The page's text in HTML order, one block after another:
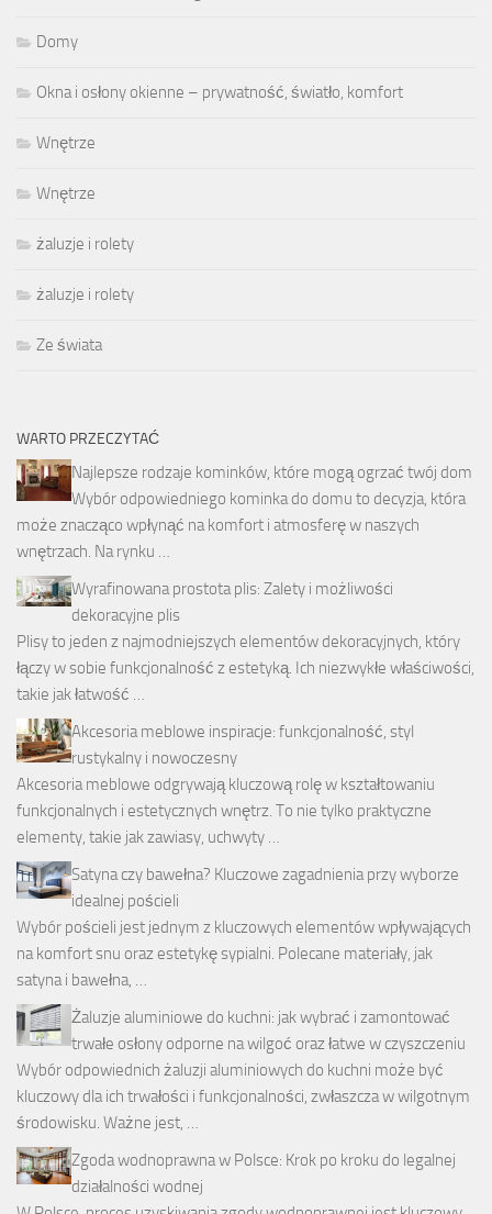
Domy
Okna i osłony okienne – prywatność, światło, komfort
Wnętrze
Wnętrze
żaluzje i rolety
żaluzje i rolety
Ze świata
WARTO PRZECZYTAĆ
Najlepsze rodzaje kominków, które mogą ogrzać twój dom
Wybór odpowiedniego kominka do domu to decyzja, która
może znacząco wpłynąć na komfort i atmosferę w naszych
wnętrzach. Na rynku …
Wyrafinowana prostota plis: Zalety i możliwości
dekoracyjne plis
Plisy to jeden z najmodniejszych elementów dekoracyjnych, który
łączy w sobie funkcjonalność z estetyką. Ich niezwykłe właściwości,
takie jak łatwość …
Akcesoria meblowe inspiracje: funkcjonalność, styl
rustykalny i nowoczesny
Akcesoria meblowe odgrywają kluczową rolę w kształtowaniu
funkcjonalnych i estetycznych wnętrz. To nie tylko praktyczne
elementy, takie jak zawiasy, uchwyty …
Satyna czy bawełna? Kluczowe zagadnienia przy wyborze
idealnej pościeli
Wybór pościeli jest jednym z kluczowych elementów wpływających
na komfort snu oraz estetykę sypialni. Polecane materiały, jak
satyna i bawełna, …
Żaluzje aluminiowe do kuchni: jak wybrać i zamontować
trwałe osłony odporne na wilgoć oraz łatwe w czyszczeniu
Wybór odpowiednich żaluzji aluminiowych do kuchni może być
kluczowy dla ich trwałości i funkcjonalności, zwłaszcza w wilgotnym
środowisku. Ważne jest, …
Zgoda wodnoprawna w Polsce: Krok po kroku do legalnej
działalności wodnej